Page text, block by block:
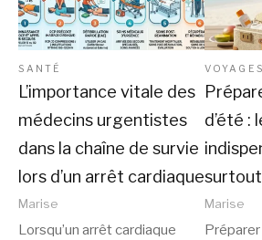
SANTÉ
L’importance vitale des
médecins urgentistes
dans la chaîne de survie
lors d’un arrêt cardiaque
Marise
Lorsqu’un arrêt cardiaque
VOYAGES
d’été :
surtout
Marise
Préparer